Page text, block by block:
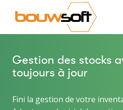
Fil
d'Ariane
Gestion des stocks
toujours à jour
Fini la gestion de votre